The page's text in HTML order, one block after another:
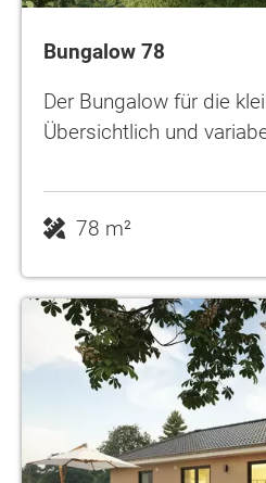
Bungalow 78
Der Bungalow für die
Übersichtlich und
78 m²